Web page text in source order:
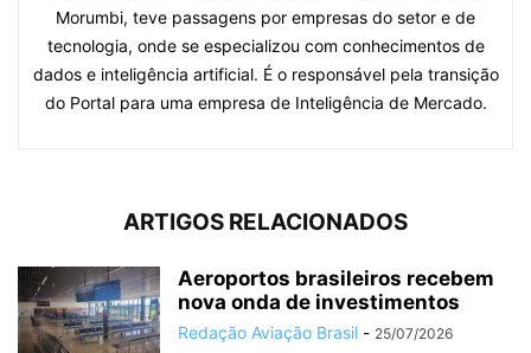
Morumbi, teve passagens por empresas do setor e de
tecnologia, onde se especializou com conhecimentos de
dados e inteligência artificial. É o responsável pela transição
do Portal para uma empresa de Inteligência de Mercado.
ARTIGOS RELACIONADOS
Aeroportos brasileiros recebem
nova onda de investimentos
Redação Aviação Brasil - 25/07/2026